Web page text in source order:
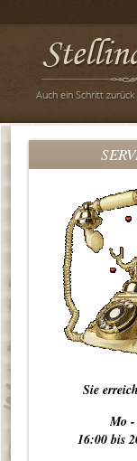
Sie
Mo
16:00 bis